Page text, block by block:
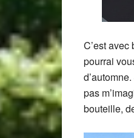
C’est
pourrai
pas
bouteille,